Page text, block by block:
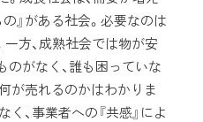
』がある社会。必要なのは
一方、成熟社会では物が安
のがなく、誰も困っていな
が売れるのかはわかりま
、事業者への『共感』によ